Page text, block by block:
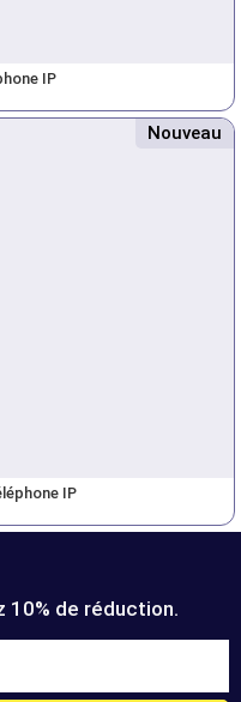
IP
Nouveau
IP
10% de réduction.